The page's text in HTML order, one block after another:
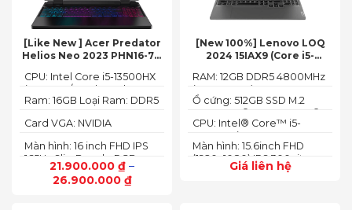
[Like New ] Acer Predator
Helios Neo 2023 PHN16-71-
16GB, 512GB, RTX 4050 6GB,
21.900.000 ₫ –
26.900.000 ₫
Màn hình: 16 inch FHD IPS
165Hz SlimBezel, sRGB
100%, Acer ComfyView,
500 nits
Card VGA: NVIDIA
(140W)
Ram: 16GB Loại Ram: DDR5
CPU: Intel Core i5-13500HX
(14 Cores/ 20 Threads, up
to 4.70 GHz, 24MB)
[New 100%] Lenovo LOQ
2024 15IAX9 (Core i5-
3050 6GB, 15.6″ FHD 144Hz)
Giá liên hệ
Màn hình: 15.6inch FHD
(1920x1080) IPS 300nits
Anti-glare, 100%sRGB,
CPU: Intel® Core™ i5-
12450HX (2.00GHz up to
4.40GHz, 12MB Cache)
Ổ cứng: 512GB SSD M.2
2242 PCIe® 4.0x4 NVMe®
RAM: 12GB DDR5 4800MHz
(up to 32GB)